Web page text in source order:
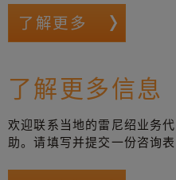
了解更多
了解更多信息
欢迎联系当地的雷尼绍业务
助。请填写并提交一份咨询